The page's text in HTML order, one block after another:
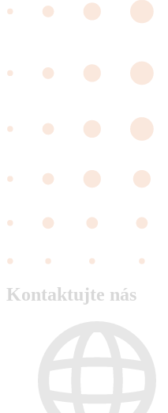
Kontaktujte nás